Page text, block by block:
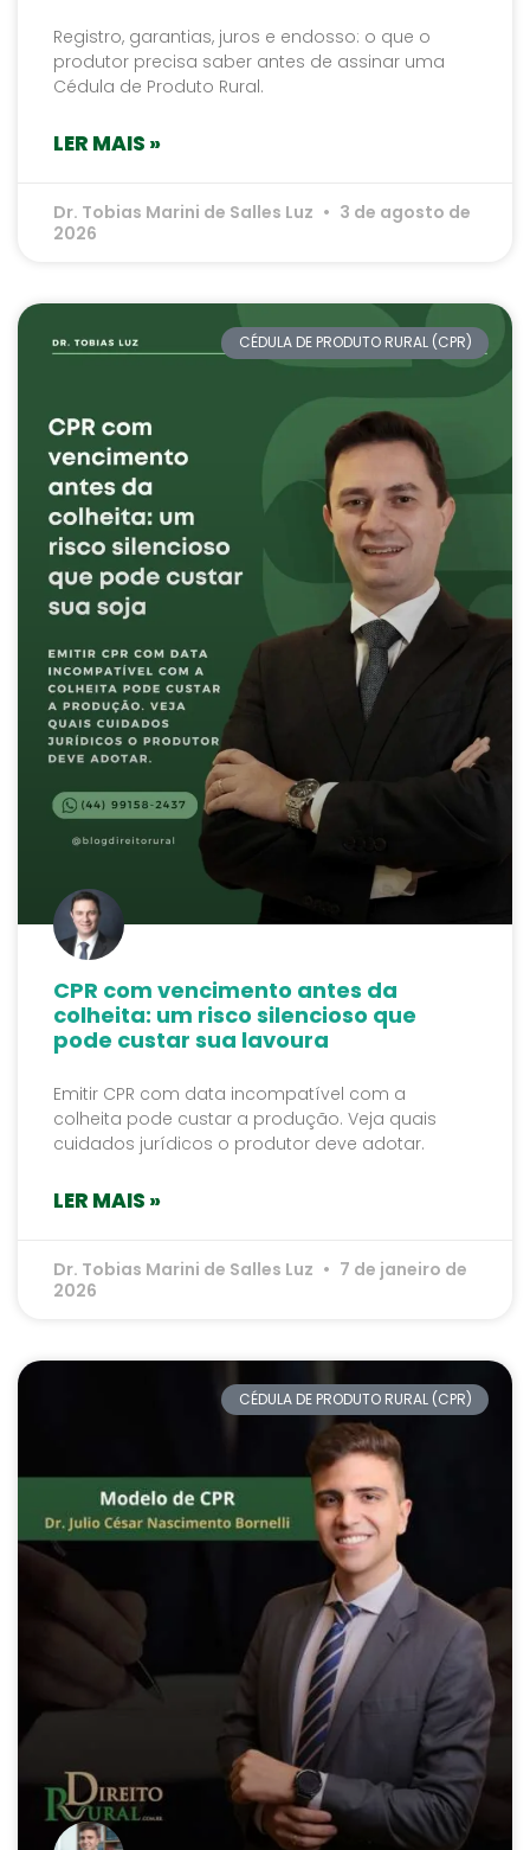
Registro, garantias, juros e endosso: o que o
produtor precisa saber antes de assinar uma
Cédula de Produto Rural.
LER MAIS »
Dr. Tobias Marini de Salles Luz
3 de agosto de
2026
CÉDULA DE PRODUTO RURAL (CPR)
CPR com vencimento antes da
colheita: um risco silencioso que
pode custar sua lavoura
Emitir CPR com data incompatível com a
colheita pode custar a produção. Veja quais
cuidados jurídicos o produtor deve adotar.
LER MAIS »
Dr. Tobias Marini de Salles Luz
7 de janeiro de
2026
CÉDULA DE PRODUTO RURAL (CPR)